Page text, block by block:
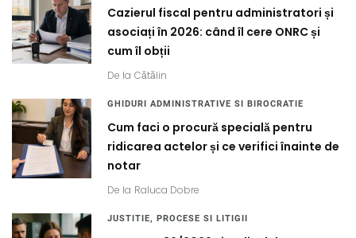
Cazierul fiscal pentru administratori și
asociați în 2026: când îl cere ONRC și
cum îl obții
De la Cătălin
GHIDURI ADMINISTRATIVE SI BIROCRATIE
Cum faci o procură specială pentru
ridicarea actelor și ce verifici înainte de
notar
De la Raluca Dobre
JUSTITIE, PROCESE SI LITIGII